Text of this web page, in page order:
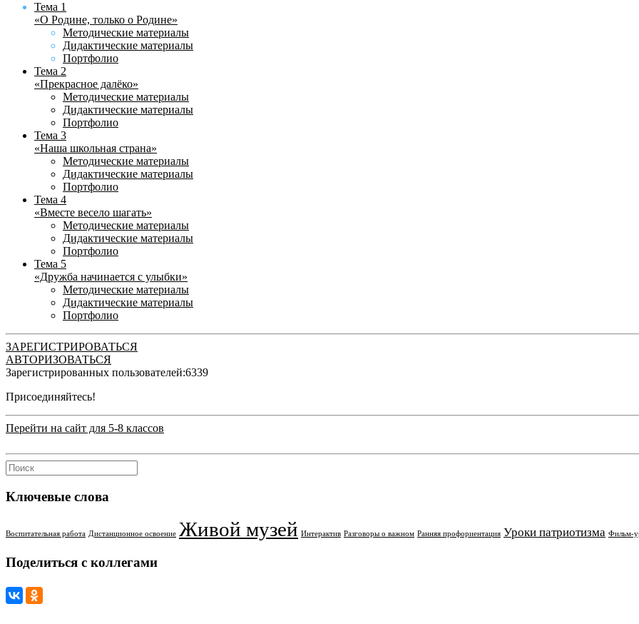
Тема 1
«О Родине, только о Родине»
Методические материалы
Дидактические материалы
Портфолио
Тема 2
«Прекрасное далёко»
Методические материалы
Дидактические материалы
Портфолио
Тема 3
«Наша школьная страна»
Методические материалы
Дидактические материалы
Портфолио
Тема 4
«Вместе весело шагать»
Методические материалы
Дидактические материалы
Портфолио
Тема 5
«Дружба начинается с улыбки»
Методические материалы
Дидактические материалы
Портфолио
ЗАРЕГИСТРИРОВАТЬСЯ
АВТОРИЗОВАТЬСЯ
Зарегистрированных пользователей:6339
Присоединяйтесь!
Перейти на сайт для 5-8 классов
Ключевые слова
Воспитательная работа Дистанционное освоение Живой музей Интерактив Разговоры о важном Ранняя профориентация Уроки патриотизма Фильм-
Поделиться с коллегами